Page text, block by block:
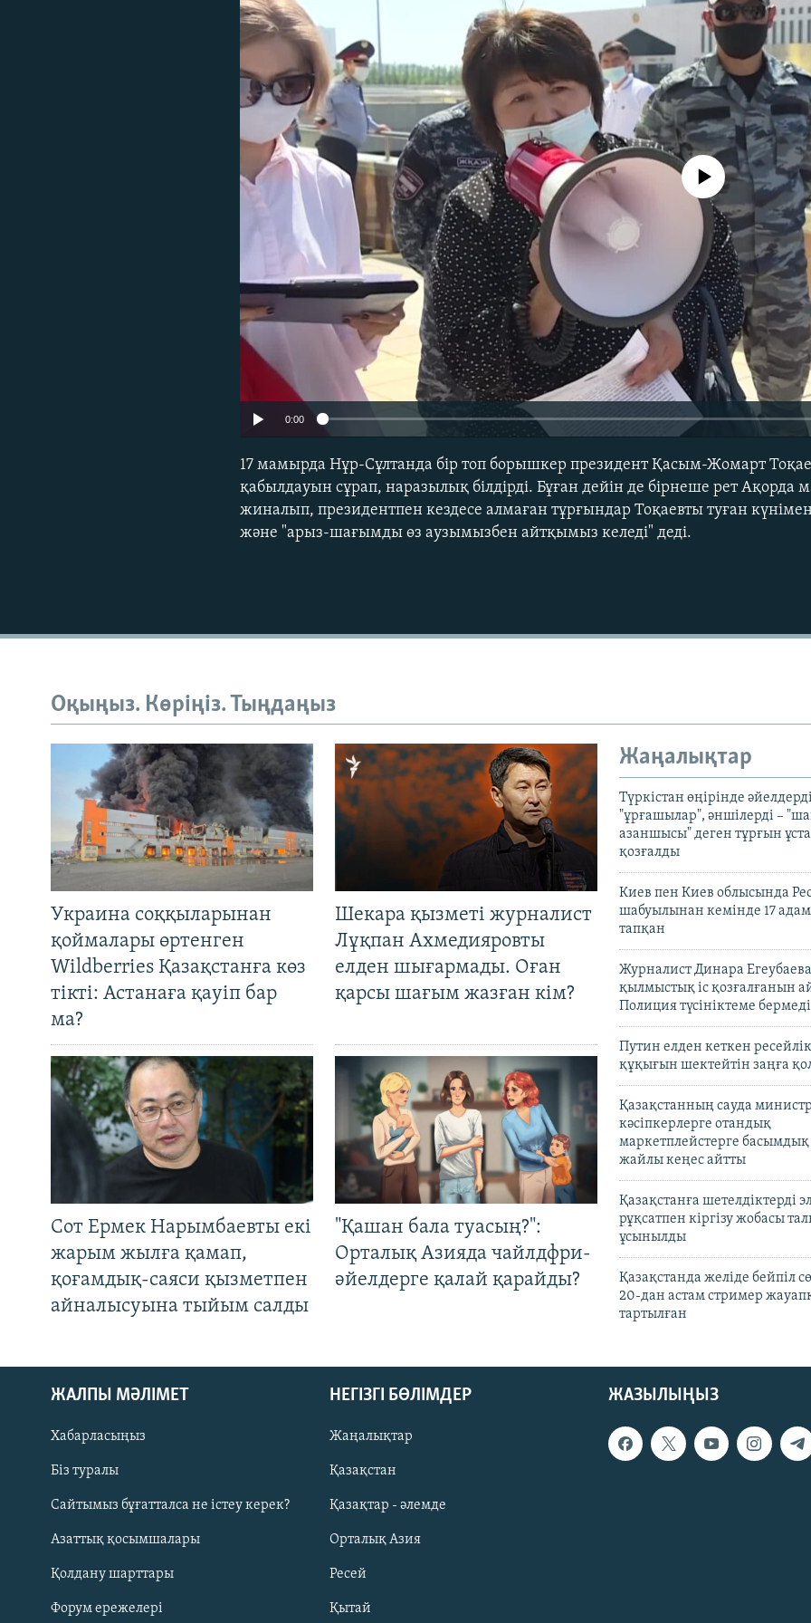
Русский
ЖАЗЫЛЫҢЫЗ
No media source currently
0:00
17 мамырда Нұр-Сұлтанда бір топ борышкер президент Қасым-Жомарт
қабылдауын сұрап, наразылық білдірді. Бұған дейін де бірнеше рет Ақорда
жиналып, президентпен кездесе алмаған тұрғындар Тоқаевты туған
және "арыз-шағымды өз аузымызбен айтқымыз келеді" деді.
Оқыңыз. Көріңіз. Тыңдаңыз
Украина соққыларынан
қоймалары өртенген
Wildberries Қазақстанға көз
тікті: Астанаға қауіп бар
ма?
Шекара қызметі журналист
Лұқпан Ахмедияровты
елден шығармады. Оған
қарсы шағым жазған кім?
Сот Ермек Нарымбаевты екі
жарым жылға қамап,
қоғамдық-саяси қызметпен
айналысуына тыйым салды
"Қашан бала туасың?":
Орталық Азияда чайлдфри-
әйелдерге қалай қарайды?
Жаңалықтар
Түркістан өңірінде
"ұрғашылар", әншілерді –
азаншысы" деген тұрғын
қозғалды
Киев пен Киев облысында
шабуылынан кемінде 17 адам
тапқан
Журналист Динара Егеубаева
қылмыстық іс қозғалғанын
Полиция түсініктеме бермеді
Путин елден кеткен
құқығын шектейтін заңға
Қазақстанның сауда
кәсіпкерлерге отандық
маркетплейстерге басымдық
жайлы кеңес айтты
Қазақстанға шетелдіктерді
рұқсатпен кіргізу жобасы
ұсынылды
Қазақстанда желіде бейпіл
20-дан астам стример
тартылған
ЖАЗЫЛЫҢЫЗ
ЖАЛПЫ МӘЛІМЕТ
Хабарласыңыз
Біз туралы
Сайтымыз бұғатталса не істеу керек?
Азаттық қосымшалары
Қолдану шарттары
Форум ережелері
НЕГІЗГІ БӨЛІМДЕР
Жаңалықтар
Қазақстан
Қазақтар - әлемде
Орталық Азия
Ресей
Қытай